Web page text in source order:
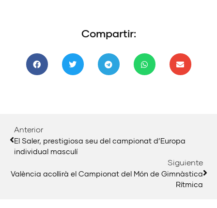
Compartir:
Anterior
El Saler, prestigiosa seu del campionat d’Europa
individual masculí
Siguiente
València acollirà el Campionat del Món de Gimnàstica
Rítmica